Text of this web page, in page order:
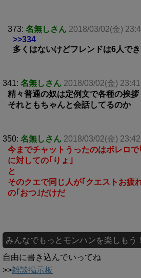
373: 名無しさん 2018/03/02(金)
>>334
多くはないけどフレンドは6人で
341: 名無しさん 2018/03/02(金)
精々普通の奴は定例文で各種の挨
それともちゃんと会話してるのか
350: 名無しさん 2018/03/02(金)
今までチャットうったのはボレロ
に対しての｢りょ｣
と
そのクエで同じ人が｢クエストお疲
の｢おつ｣だけだ
みんなでもっとモンハンを楽しもう！
自由に書き込んでいってね
>>雑談掲示板